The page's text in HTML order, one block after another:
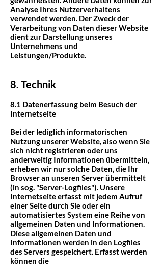
Analyse Ihres Nutzerverhaltens
verwendet werden. Der Zweck der
Verarbeitung von Daten dieser Website
dient zur Darstellung unseres
Unternehmens und
Leistungen/Produkte.
8. Technik
8.1 Datenerfassung beim Besuch der
Internetseite
Bei der lediglich informatorischen
Nutzung unserer Website, also wenn Sie
sich nicht registrieren oder uns
anderweitig Informationen übermitteln,
erheben wir nur solche Daten, die Ihr
Browser an unseren Server übermittelt
(in sog. "Server-Logfiles"). Unsere
Internetseite erfasst mit jedem Aufruf
einer Seite durch Sie oder ein
automatisiertes System eine Reihe von
allgemeinen Daten und Informationen.
Diese allgemeinen Daten und
Informationen werden in den Logfiles
des Servers gespeichert. Erfasst werden
können die